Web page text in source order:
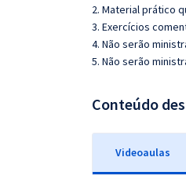
2. Material prático
3. Exercícios
4. Não serão
5. Não serão
Conteúdo
Videoaulas